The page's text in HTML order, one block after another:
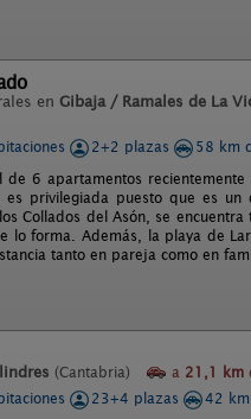
en Gibaja / Ramales de La
2+2 plazas
58 km
de 6 apartamentos
es privilegiada puesto que es
Collados del Asón, se
lo forma. Además, la playa de
tanto en pareja como en
(Cantabria) a 21,1 km
23+4 plazas
42 km